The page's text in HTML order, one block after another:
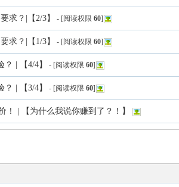
求？|【2/3】 - [阅读权限60]
求？|【1/3】 - [阅读权限60]
| 【4/4】 - [阅读权限60]
| 【3/4】 - [阅读权限60]
！ | 【为什么我说你赚到了？！】